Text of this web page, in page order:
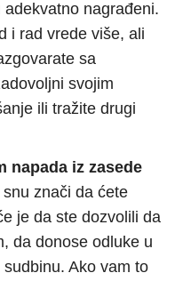
nagrađeni.
i rad vrede više, ali
sa
svojim
ili tražite drugi
napada iz zasede
znači da ćete
je da ste dozvolili da
da donose odluke u
Ako vam to